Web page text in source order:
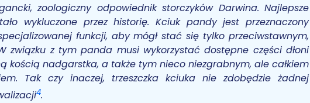
zoologiczny odpowiednik storczyków Darwina. Najlepsze
wykluczone przez historię. Kciuk pandy jest przeznaczony
funkcji, aby mógł stać się tylko przeciwstawnym,
związku z tym panda musi wykorzystać dostępne części dłoni
kością nadgarstka, a także tym nieco niezgrabnym, ale całkiem
Tak czy inaczej, trzeszczka kciuka nie zdobędzie żadnej
4.